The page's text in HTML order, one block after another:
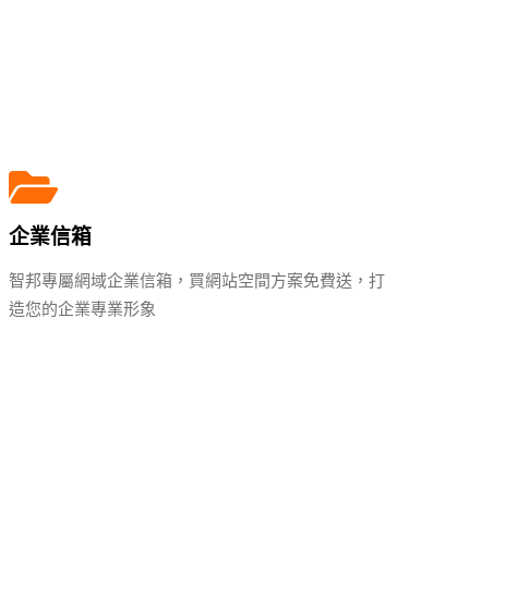
企業信箱
智邦專屬網域企業信箱，買網站空間方案免費送，打
造您的企業專業形象